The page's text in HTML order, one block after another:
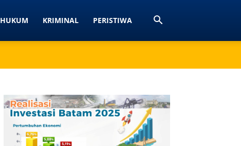
HUKUM KRIMINAL PERISTIWA